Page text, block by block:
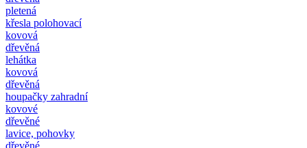
pletená
křesla polohovací
kovová
dřevěná
lehátka
kovová
dřevěná
houpačky zahradní
kovové
dřevěné
lavice, pohovky